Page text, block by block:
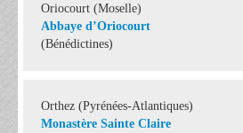
Oriocourt (Moselle)
Abbaye d’Oriocourt
(Bénédictines)
Orthez (Pyrénées-Atlantiques)
Monastère Sainte Claire